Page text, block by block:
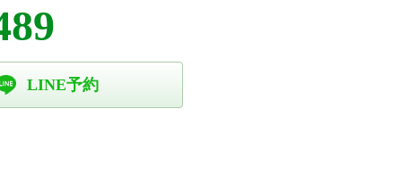
LINE予約